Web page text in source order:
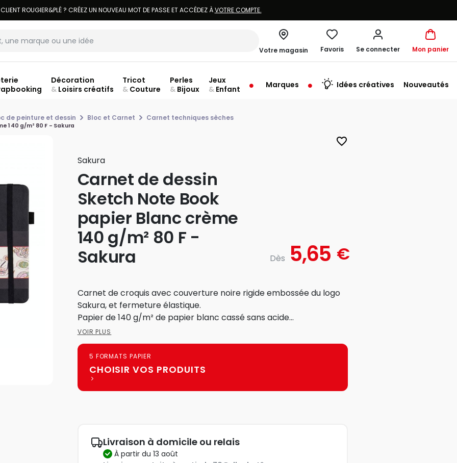
LIVRAISON À DOMICILE OFFERTE DÈS 70€.VOIR CONDITIONS
Votre magasin
Ferme à 19:30
Favoris Se connecter Mon panier
Décoration
&Loisirs créatifs
Tricot
& Couture
Perles
& Bijoux
Jeux
& Enfant Marques Idées créatives Nouveautés
de peinture et dessin Bloc et Carnet Carnet techniques sèches
140 g/m² 80 F - Sakura
favorite_border
Sakura
Carnet de dessin
Sketch Note Book
papier Blanc crème
140 g/m² 80 F -
Sakura
Dès 5,65 €
Carnet de croquis avec couverture noire rigide embossée du logo
Sakura, et fermeture élastique.
Papier de 140 g/m² de papier blanc cassé sans acide...
VOIR PLUS
5 FORMATS PAPIER
CHOISIR VOS PRODUITS
Livraison à domicile ou relais
à partir du 13 août